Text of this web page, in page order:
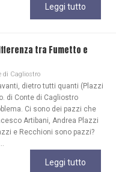
Leggi tutto
tra Fumetto e
di Cagliostro
dietro tutti quanti (Plazzi
di Conte di Cagliostro
Ci sono dei pazzi che
Artibani, Andrea Plazzi
e Recchioni sono pazzi?
Leggi tutto